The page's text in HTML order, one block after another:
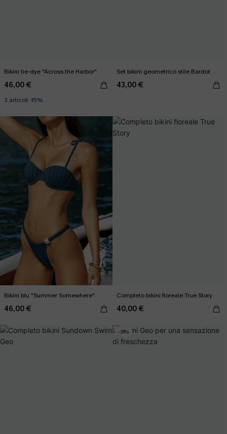
Bikini tie-dye "Across the Harbor"
46,00 €
3 articoli -15%
Set bikini geometrico stile Bardot
43,00 €
Bikini blu "Summer Somewhere"
46,00 €
Completo bikini floreale True Story
40,00 €
-31%